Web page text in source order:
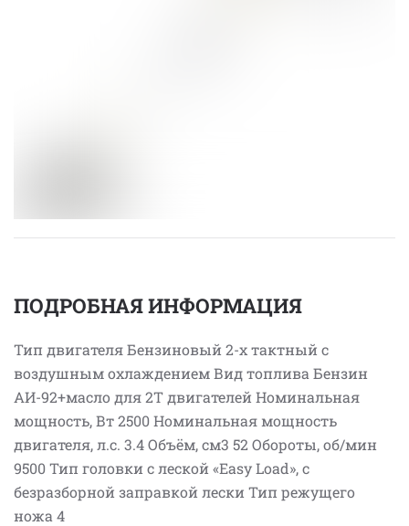
ПОДРОБНАЯ ИНФОРМАЦИЯ
Тип двигателя Бензиновый 2-х тактный с
воздушным охлаждением Вид топлива Бензин
АИ-92+масло для 2Т двигателей Номинальная
мощность, Вт 2500 Номинальная мощность
двигателя, л.с. 3.4 Объём, см3 52 Обороты, об/мин
9500 Тип головки с леской «Easy Load», с
безразборной заправкой лески Тип режущего
ножа 4